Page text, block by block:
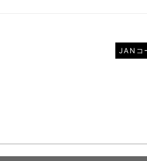
JANコ